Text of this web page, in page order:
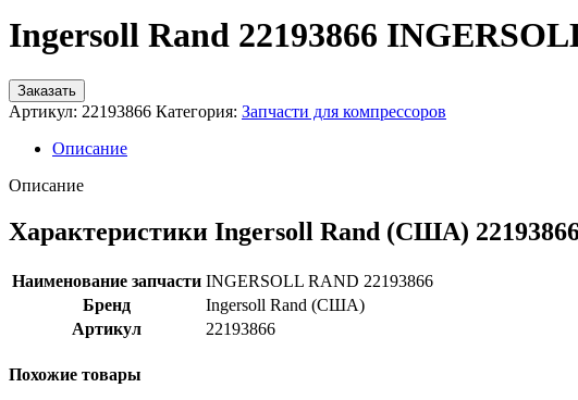
Ingersoll Rand 22193866
Заказать
Артикул: 22193866 Категория: Запчасти для компрессоров
Описание
Описание
Характеристики Ingersoll Rand (США)
Наименование запчасти INGERSOLL RAND 22193866
Бренд
Ingersoll Rand (США)
Артикул
22193866
Похожие товары